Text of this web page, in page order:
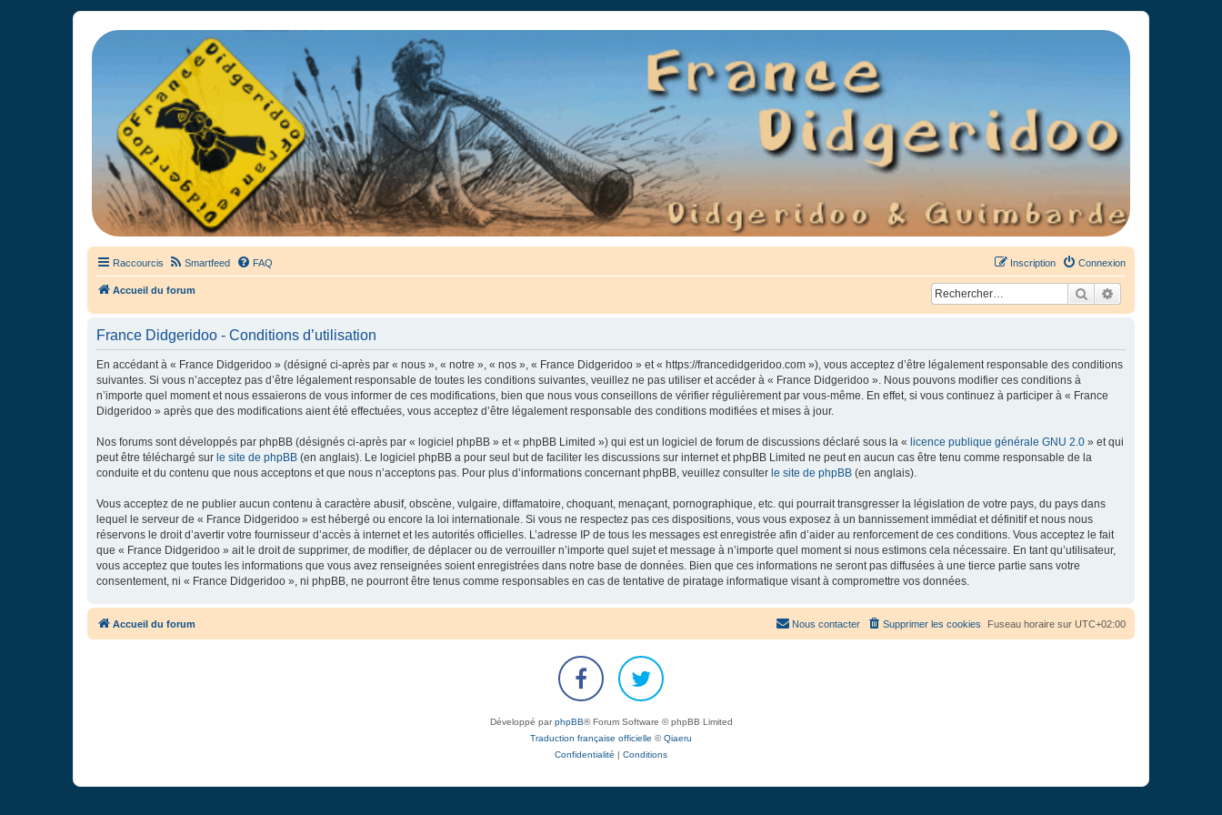
France Didgeridoo
Didgeridoo et Guimbarde sur France Didgeridoo - retrouvez la communauté.
Raccourcis Smartfeed FAQ Connexion
Inscription
Accueil du forum Rechercher
France Didgeridoo - Conditions d’utilisation
En accédant à « France Didgeridoo » (désigné ci-après par « nous », « notre », « nos », « France Didgeridoo » et « https://francedidgeridoo.com »), vous acceptez d’être légalement responsable des conditions
suivantes. Si vous n’acceptez pas d’être légalement responsable de toutes les conditions suivantes, veuillez ne pas utiliser et accéder à « France Didgeridoo ». Nous pouvons modifier ces conditions à
n’importe quel moment et nous essaierons de vous informer de ces modifications, bien que nous vous conseillons de vérifier régulièrement par vous-même. En effet, si vous continuez à participer à « France
Didgeridoo » après que des modifications aient été effectuées, vous acceptez d’être légalement responsable des conditions modifiées et mises à jour.
Nos forums sont développés par phpBB (désignés ci-après par « logiciel phpBB » et « phpBB Limited ») qui est un logiciel de forum de discussions déclaré sous la « licence publique générale GNU 2.0 » et qui
peut être téléchargé sur le site de phpBB (en anglais). Le logiciel phpBB a pour seul but de faciliter les discussions sur internet et phpBB Limited ne peut en aucun cas être tenu comme responsable de la
conduite et du contenu que nous acceptons et que nous n’acceptons pas. Pour plus d’informations concernant phpBB, veuillez consulter le site de phpBB (en anglais).
Vous acceptez de ne publier aucun contenu à caractère abusif, obscène, vulgaire, diffamatoire, choquant, menaçant, pornographique, etc. qui pourrait transgresser la législation de votre pays, du pays dans
lequel le serveur de « France Didgeridoo » est hébergé ou encore la loi internationale. Si vous ne respectez pas ces dispositions, vous vous exposez à un bannissement immédiat et définitif et nous nous
réservons le droit d’avertir votre fournisseur d’accès à internet et les autorités officielles. L’adresse IP de tous les messages est enregistrée afin d’aider au renforcement de ces conditions. Vous acceptez le fait
que « France Didgeridoo » ait le droit de supprimer, de modifier, de déplacer ou de verrouiller n’importe quel sujet et message à n’importe quel moment si nous estimons cela nécessaire. En tant qu’utilisateur,
vous acceptez que toutes les informations que vous avez renseignées soient enregistrées dans notre base de données. Bien que ces informations ne seront pas diffusées à une tierce partie sans votre
consentement, ni « France Didgeridoo », ni phpBB, ne pourront être tenus comme responsables en cas de tentative de piratage informatique visant à compromettre vos données.
Accueil du forum Fuseau horaire sur UTC+02:00
Supprimer les cookies
Nous contacter
Développé parphpBB® Forum Software © phpBB Limited
Traduction française officielle ©Qiaeru
Confidentialité | Conditions